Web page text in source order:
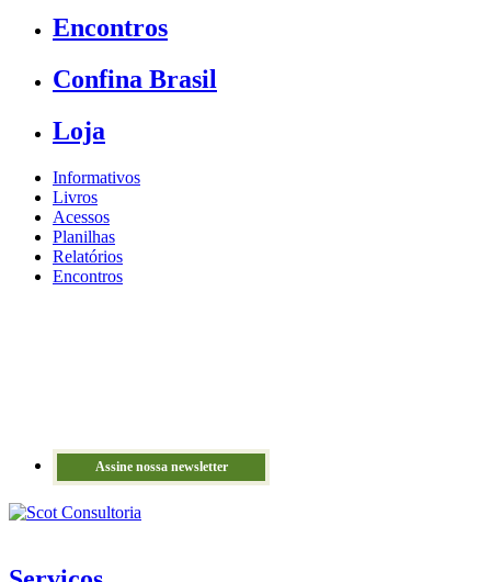
Encontros
Confina Brasil
Loja
Informativos
Livros
Acessos
Planilhas
Relatórios
Encontros
Assine nossa newsletter